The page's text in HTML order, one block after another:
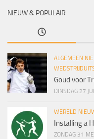
NIEUW & POPULAIR
ALGEMEEN
Goud voor
DINSDAG 27
WERELD
Installing a
ZONDAG 31